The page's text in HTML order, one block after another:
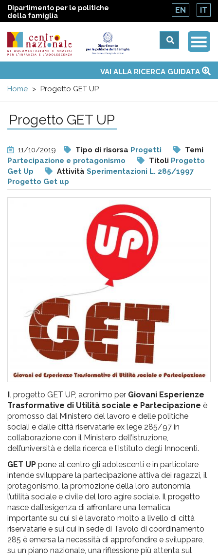
Dipartimento per le politiche
della famiglia
EN IT
Centro
nazionale
di
Documentazione
e
analisi
l'infanzia
l'adolescenza
menu
Temi
Attività
Convenzione ONUVAI ALLA RICERCA GUIDATA
Home
Progetto GET UP
Progetto GET UP
11/10/2019 Tipo di risorsa Progetti
Temi
Partecipazione e protagonismo
Titoli Progetto
Get Up
Attività Sperimentazioni L. 285/1997
Progetto Get up
Il progetto GET UP, acronimo per Giovani Esperienze
Trasformative di Utilità sociale e Partecipazione è
promosso dal Ministero del lavoro e delle politiche
sociali e dalle città riservatarie ex lege 285/97 in
collaborazione con il Ministero dell’istruzione,
dell’università e della ricerca e l’Istituto degli Innocenti.
GET UP pone al centro gli adolescenti e in particolare
intende sviluppare la partecipazione attiva dei ragazzi, il
protagonismo, la promozione della loro autonomia,
l’utilità sociale e civile del loro agire sociale. Il progetto
nasce dall’esigenza di affrontare una tematica
importante su cui si è lavorato molto a livello di città
riservatarie e sui cui in sede di Tavolo di coordinamento
285 è emersa la necessità di approfondire e sviluppare,
su un piano nazionale, una riflessione più attenta sul